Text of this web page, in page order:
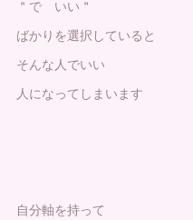
＂で いい＂
ばかりを選択していると
そんな人でいい
人になってしまいます
自分軸を持って